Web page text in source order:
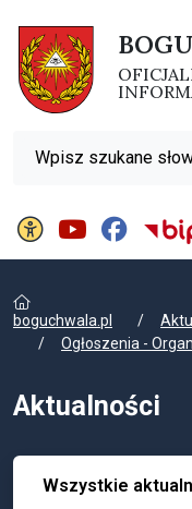
Panel ustawień
BIP
Wyszukiwarka
boguchwala.pl
Ogłoszenia -
Aktualności
Wszystkie